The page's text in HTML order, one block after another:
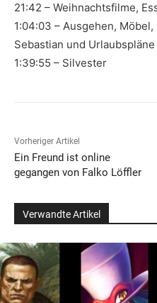
21:42 – Weihnachtsfilme,
1:04:03 – Ausgehen,
Sebastian und Urlaubspläne
1:39:55 – Silvester
Vorheriger Artikel
Ein Freund ist online
gegangen von Falko Löffler
Verwandte Artikel